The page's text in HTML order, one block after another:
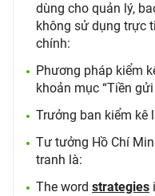
dùng cho quản lý,
không sử dụng trực
chính:
Phương pháp kiểm
khoản mục “Tiền
Trưởng ban kiểm kê
Tư tưởng Hồ Chí
tranh là:
The word strategies